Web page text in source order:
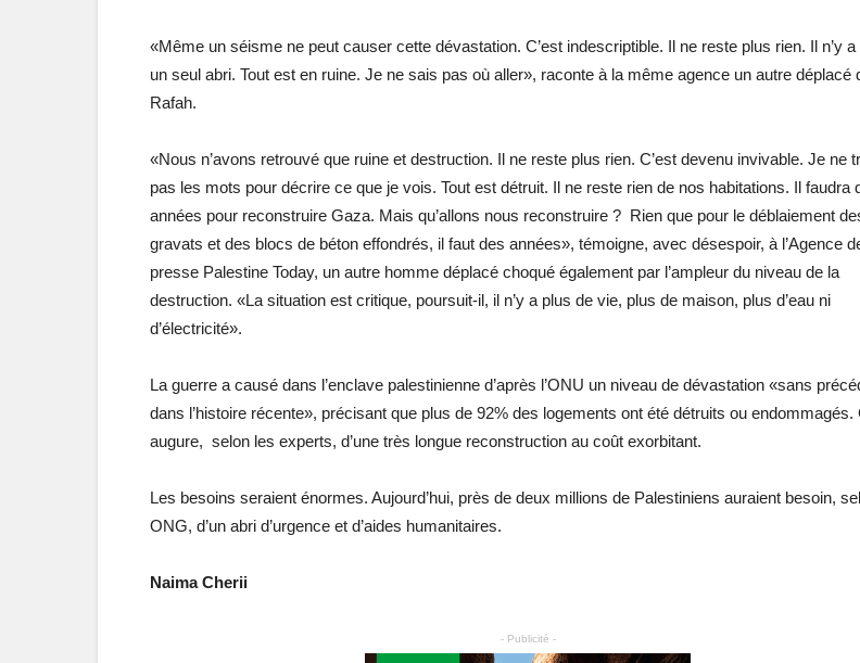
«Même un séisme ne peut causer cette dévastation. C’est indescriptible. Il ne reste plus rien. Il n’y a
un seul abri. Tout est en ruine. Je ne sais pas où aller», raconte à la même agence un autre déplacé
Rafah.
«Nous n’avons retrouvé que ruine et destruction. Il ne reste plus rien. C’est devenu invivable. Je ne
pas les mots pour décrire ce que je vois. Tout est détruit. Il ne reste rien de nos habitations. Il faudra
années pour reconstruire Gaza. Mais qu’allons nous reconstruire ? Rien que pour le déblaiement
gravats et des blocs de béton effondrés, il faut des années», témoigne, avec désespoir, à l’Agence
presse Palestine Today, un autre homme déplacé choqué également par l’ampleur du niveau de la
destruction. «La situation est critique, poursuit-il, il n’y a plus de vie, plus de maison, plus d’eau ni
d’électricité».
La guerre a causé dans l’enclave palestinienne d’après l’ONU un niveau de dévastation «sans
dans l’histoire récente», précisant que plus de 92% des logements ont été détruits ou endommagés.
augure, selon les experts, d’une très longue reconstruction au coût exorbitant.
Les besoins seraient énormes. Aujourd’hui, près de deux millions de Palestiniens auraient besoin,
ONG, d’un abri d’urgence et d’aides humanitaires.
Naima Cherii
- Publicité -